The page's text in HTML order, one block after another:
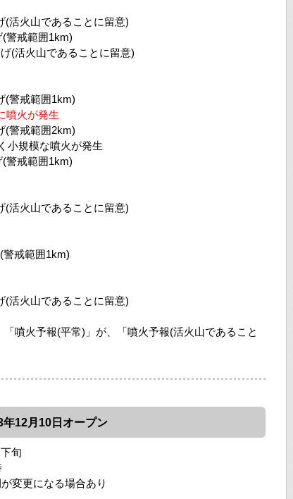
(活火山であることに留意)
警戒範囲1km)
(活火山であることに留意)
(警戒範囲1km)
噴火が発生
(警戒範囲2km)
小規模な噴火が発生
警戒範囲1km)
(活火山であることに留意)
警戒範囲1km)
(活火山であることに留意)
噴火予報(平常)」が、「噴火予報(活火山であること
12月10日オープン
旬
変更になる場合あり